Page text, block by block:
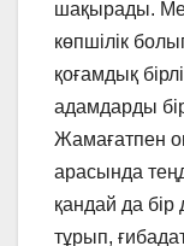
шақырады.
көпшілік
қоғамдық
адамдарды
Жамағатпен
арасында
қандай да бір
тұрып,